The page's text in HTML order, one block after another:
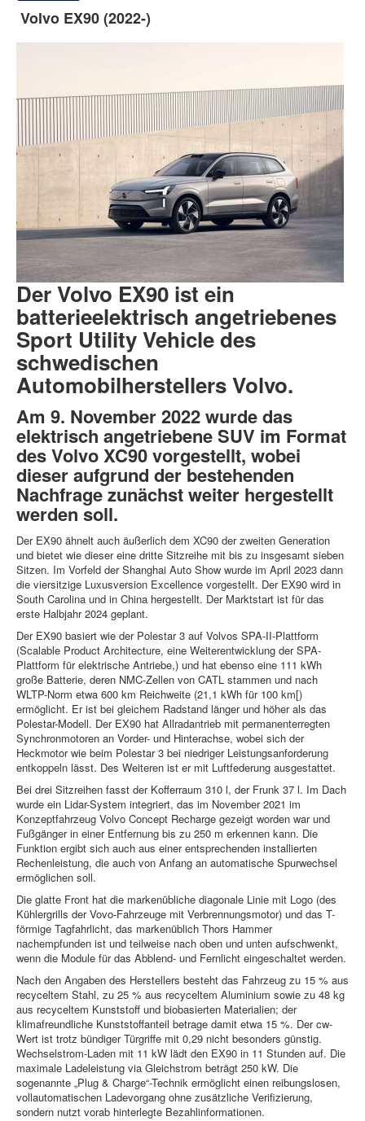
Volvo EX90 (2022-)
Der Volvo EX90 ist ein
batterieelektrisch angetriebenes
Sport Utility Vehicle des
schwedischen
Automobilherstellers Volvo.
Am 9. November 2022 wurde das
elektrisch angetriebene SUV im Format
des Volvo XC90 vorgestellt, wobei
dieser aufgrund der bestehenden
Nachfrage zunächst weiter hergestellt
werden soll.
Der EX90 ähnelt auch äußerlich dem XC90 der zweiten Generation
und bietet wie dieser eine dritte Sitzreihe mit bis zu insgesamt sieben
Sitzen. Im Vorfeld der Shanghai Auto Show wurde im April 2023 dann
die viersitzige Luxusversion Excellence vorgestellt. Der EX90 wird in
South Carolina und in China hergestellt. Der Marktstart ist für das
erste Halbjahr 2024 geplant.
Der EX90 basiert wie der Polestar 3 auf Volvos SPA-II-Plattform
(Scalable Product Architecture, eine Weiterentwicklung der SPA-
Plattform für elektrische Antriebe,) und hat ebenso eine 111 kWh
große Batterie, deren NMC-Zellen von CATL stammen und nach
WLTP-Norm etwa 600 km Reichweite (21,1 kWh für 100 km[)
ermöglicht. Er ist bei gleichem Radstand länger und höher als das
Polestar-Modell. Der EX90 hat Allradantrieb mit permanenterregten
Synchronmotoren an Vorder- und Hinterachse, wobei sich der
Heckmotor wie beim Polestar 3 bei niedriger Leistungsanforderung
entkoppeln lässt. Des Weiteren ist er mit Luftfederung ausgestattet.
Bei drei Sitzreihen fasst der Kofferraum 310 l, der Frunk 37 l. Im Dach
wurde ein Lidar-System integriert, das im November 2021 im
Konzeptfahrzeug Volvo Concept Recharge gezeigt worden war und
Fußgänger in einer Entfernung bis zu 250 m erkennen kann. Die
Funktion ergibt sich auch aus einer entsprechenden installierten
Rechenleistung, die auch von Anfang an automatische Spurwechsel
ermöglichen soll.
Die glatte Front hat die markenübliche diagonale Linie mit Logo (des
Kühlergrills der Vovo-Fahrzeuge mit Verbrennungsmotor) und das T-
förmige Tagfahrlicht, das markenüblich Thors Hammer
nachempfunden ist und teilweise nach oben und unten aufschwenkt,
wenn die Module für das Abblend- und Fernlicht eingeschaltet werden.
Nach den Angaben des Herstellers besteht das Fahrzeug zu 15 % aus
recyceltem Stahl, zu 25 % aus recyceltem Aluminium sowie zu 48 kg
aus recyceltem Kunststoff und biobasierten Materialien; der
klimafreundliche Kunststoffanteil betrage damit etwa 15 %. Der cw-
Wert ist trotz bündiger Türgriffe mit 0,29 nicht besonders günstig.
Wechselstrom-Laden mit 11 kW lädt den EX90 in 11 Stunden auf. Die
maximale Ladeleistung via Gleichstrom beträgt 250 kW. Die
sogenannte „Plug & Charge“-Technik ermöglicht einen reibungslosen,
vollautomatischen Ladevorgang ohne zusätzliche Verifizierung,
sondern nutzt vorab hinterlegte Bezahlinformationen.